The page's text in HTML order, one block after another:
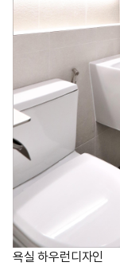
욕실 하우런디자인